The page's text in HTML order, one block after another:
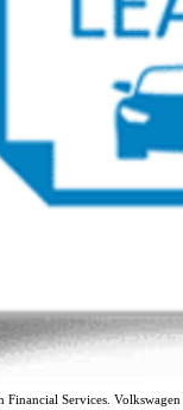
Financial Services. Volkswagen